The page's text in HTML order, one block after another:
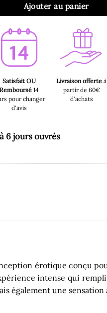
Ajouter au panier
Satisfait OU
Remboursé 14
pour changer
d'avis
Livraison offerte à
partir de 60€
d'achats
6 jours ouvrés
érotique conçu
intense qui
également une